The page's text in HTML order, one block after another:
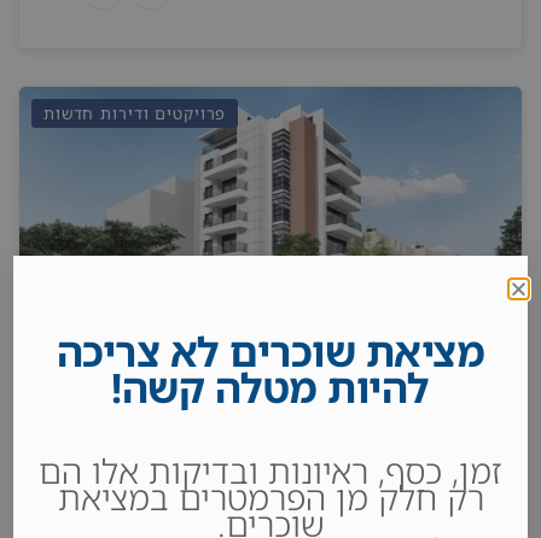
פרויקטים ודירות חדשות
לקבלת מחיר נא להתקשר
מציאת שוכרים לא צריכה
להיות מטלה קשה!
זמן, כסף, ראיונות ובדיקות אלו הם
רק חלק מן הפרמטרים במציאת
שוכרים.